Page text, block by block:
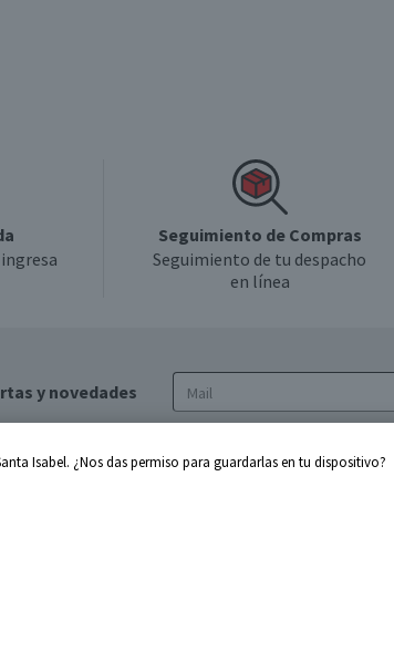
Seguimiento de Compras
Seguimiento de tu despacho
en línea
y novedades
de privacidad y de
Isabel. ¿Nos das permiso para guardarlas en tu dispositivo?